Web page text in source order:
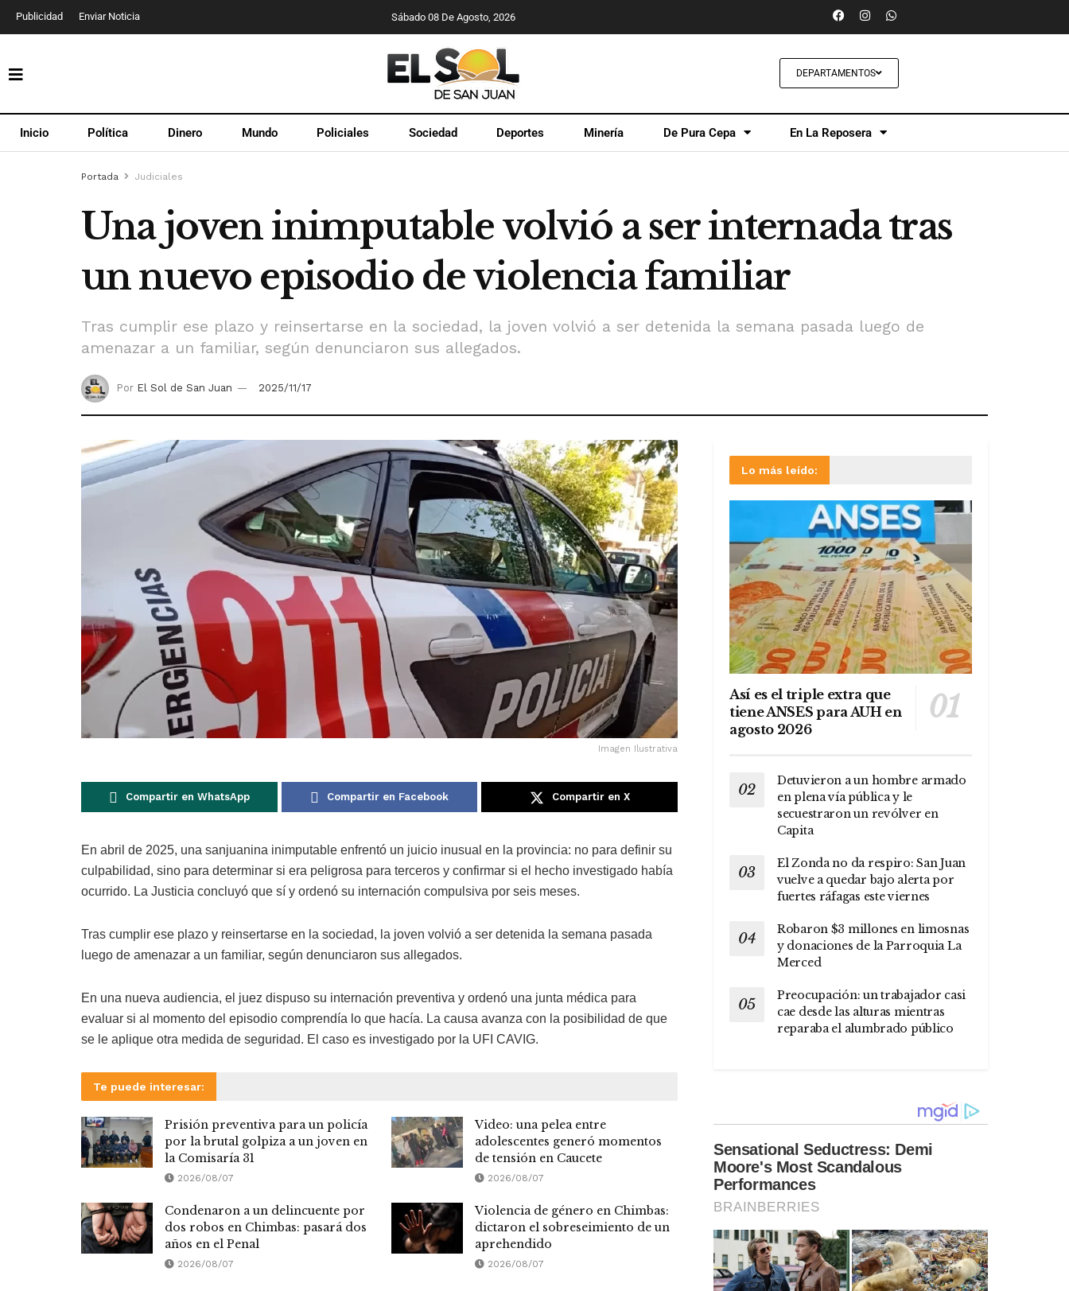
Publicidad Enviar Noticia Sábado 08 De Agosto, 2026
DEPARTAMENTOS
Inicio Política Dinero Mundo Policiales Sociedad Deportes Minería De Pura Cepa En La Reposera
Portada Judiciales
Una joven inimputable volvió a ser internada tras
un nuevo episodio de violencia familiar
Tras cumplir ese plazo y reinsertarse en la sociedad, la joven volvió a ser detenida la semana pasada luego de
amenazar a un familiar, según denunciaron sus allegados.
Por El Sol de San Juan 2025/11/17
Imagen Ilustrativa
Compartir en WhatsApp Compartir en Facebook Compartir en X
En abril de 2025, una sanjuanina inimputable enfrentó un juicio inusual en la provincia: no para definir su
culpabilidad, sino para determinar si era peligrosa para terceros y confirmar si el hecho investigado había
ocurrido. La Justicia concluyó que sí y ordenó su internación compulsiva por seis meses.
Tras cumplir ese plazo y reinsertarse en la sociedad, la joven volvió a ser detenida la semana pasada
luego de amenazar a un familiar, según denunciaron sus allegados.
En una nueva audiencia, el juez dispuso su internación preventiva y ordenó una junta médica para
evaluar si al momento del episodio comprendía lo que hacía. La causa avanza con la posibilidad de que
se le aplique otra medida de seguridad. El caso es investigado por la UFI CAVIG.
Te puede interesar:
Prisión preventiva para un policía
por la brutal golpiza a un joven en
la Comisaría 31
2026/08/07
Video: una pelea entre
adolescentes generó momentos
de tensión en Caucete
2026/08/07
Condenaron a un delincuente por
dos robos en Chimbas: pasará dos
años en el Penal
2026/08/07
Violencia de género en Chimbas:
dictaron el sobreseimiento de un
aprehendido
2026/08/07
Lo más leído:
Así es el triple extra que
tiene ANSES para AUH en
agosto 2026
Detuvieron a un hombre armado
en plena vía pública y le
secuestraron un revólver en
Capita
El Zonda no da respiro: San Juan
vuelve a quedar bajo alerta por
fuertes ráfagas este viernes
Robaron $3 millones en limosnas
y donaciones de la Parroquia La
Merced
Preocupación: un trabajador casi
cae desde las alturas mientras
reparaba el alumbrado público